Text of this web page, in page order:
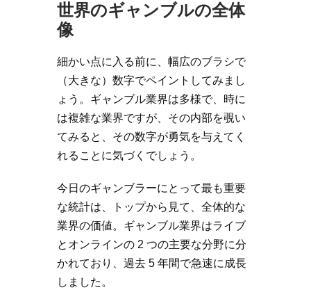
世界のギャンブルの全体
像
細かい点に入る前に、幅広のブラシで
（大きな）数字でペイントしてみまし
ょう。ギャンブル業界は多様で、時に
は複雑な業界ですが、その内部を覗い
てみると、その数字が勇気を与えてく
れることに気づくでしょう。
今日のギャンブラーにとって最も重要
な統計は、トップから見て、全体的な
業界の価値。ギャンブル業界はライブ
とオンラインの 2 つの主要な分野に分
かれており、過去 5 年間で急速に成長
しました。